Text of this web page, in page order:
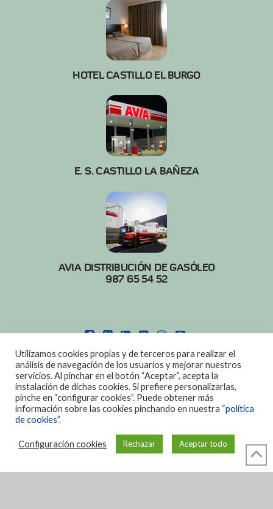
HOTEL CASTILLO EL BURGO
E. S. CASTILLO LA BAÑEZA
AVIA DISTRIBUCIÓN DE GASÓLEO
987 65 54 52
POLITICA DE COOKIES|AVISO LEGAL
DISEÑO: DIAN SISTEMAS
Utilizamos cookies propias y de terceros para realizar el
análisis de navegación de los usuarios y mejorar nuestros
servicios. Al pinchar en el botón “Aceptar”, acepta la
instalación de dichas cookies. Si prefiere personalizarlas,
pinche en “configurar cookies”. Puede obtener más
información sobre las cookies pinchando en nuestra “política
de cookies”.
Configuración cookies Rechazar Aceptar todo